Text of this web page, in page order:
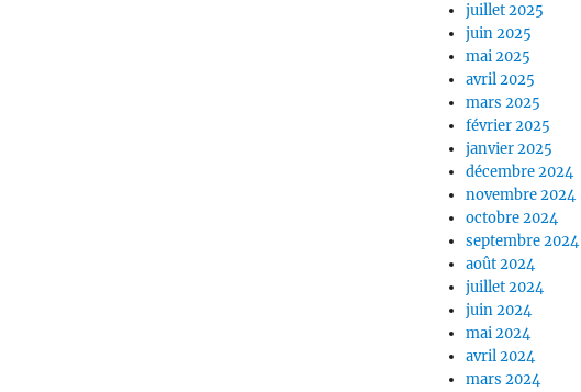
juillet 2025
juin 2025
mai 2025
avril 2025
mars 2025
février 2025
janvier 2025
décembre 2024
novembre 2024
octobre 2024
septembre 2024
août 2024
juillet 2024
juin 2024
mai 2024
avril 2024
mars 2024